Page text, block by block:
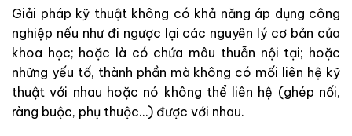
Giải pháp kỹ thuật không có khả năng áp dụng công
nghiệp nếu như đi ngược lại các nguyên lý cơ bản của
khoa học; hoặc là có chứa mâu thuẫn nội tại; hoặc
những yếu tố, thành phần mà không có mối liên hệ kỹ
thuật với nhau hoặc nó không thể liên hệ (ghép nối,
ràng buộc, phụ thuộc…) được với nhau.